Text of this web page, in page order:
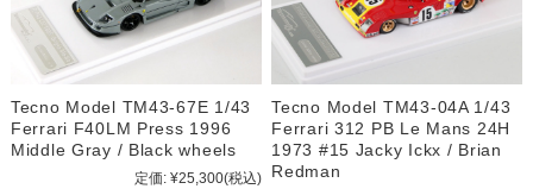
Tecno Model TM43-67E 1/43
Ferrari F40LM Press 1996
Middle Gray / Black wheels
定価: ¥25,300(税込)
Tecno Model TM43-04A 1/43
Ferrari 312 PB Le Mans 24H
1973 #15 Jacky Ickx / Brian
Redman